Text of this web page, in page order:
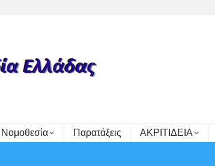
Νομοθεσία Παρατάξεις ΑΚΡΙΤΙΔΕΙΑ